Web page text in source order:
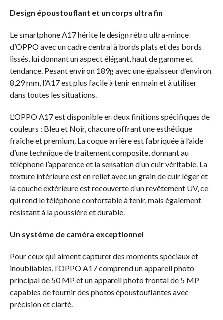
Design époustouflant et un corps ultra fin
Le smartphone A17 hérite le design rétro ultra-mince
d’OPPO avec un cadre central à bords plats et des bords
lissés, lui donnant un aspect élégant, haut de gamme et
tendance. Pesant environ 189g avec une épaisseur d’environ
8,29 mm, l’A17 est plus facile à tenir en main et à utiliser
dans toutes les situations.
L’OPPO A17 est disponible en deux finitions spécifiques de
couleurs : Bleu et Noir, chacune offrant une esthétique
fraîche et premium. La coque arrière est fabriquée à l’aide
d’une technique de traitement composite, donnant au
téléphone l’apparence et la sensation d’un cuir véritable. La
texture intérieure est en relief avec un grain de cuir léger et
la couche extérieure est recouverte d’un revêtement UV, ce
qui rend le téléphone confortable à tenir, mais également
résistant à la poussière et durable.
Un système de caméra exceptionnel
Pour ceux qui aiment capturer des moments spéciaux et
inoubliables, l’OPPO A17 comprend un appareil photo
principal de 50 MP et un appareil photo frontal de 5 MP
capables de fournir des photos époustouflantes avec
précision et clarté.